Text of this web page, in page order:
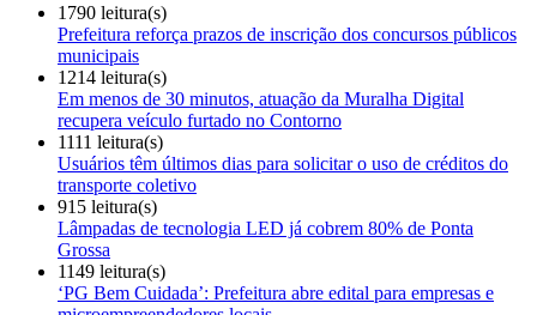
1790 leitura(s)
Prefeitura reforça prazos de inscrição dos concursos públicos
municipais
1214 leitura(s)
Em menos de 30 minutos, atuação da Muralha Digital
recupera veículo furtado no Contorno
1111 leitura(s)
Usuários têm últimos dias para solicitar o uso de créditos do
transporte coletivo
915 leitura(s)
Lâmpadas de tecnologia LED já cobrem 80% de Ponta
Grossa
1149 leitura(s)
‘PG Bem Cuidada’: Prefeitura abre edital para empresas e